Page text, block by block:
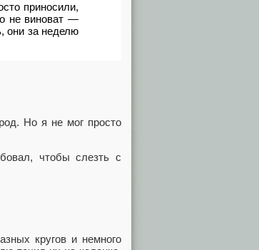
приносили,
не виноват —
они за неделю
Но я не мог просто
чтобы слезть с
кругов и немного